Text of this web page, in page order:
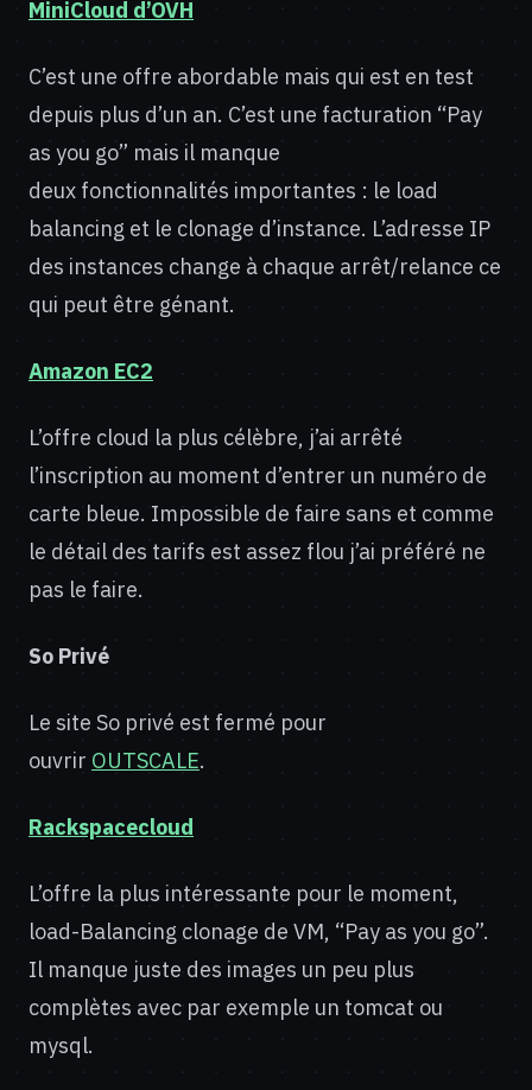
MiniCloud d’OVH
C’est une offre abordable mais qui est en test
depuis plus d’un an. C’est une facturation “Pay
as you go” mais il manque
deux fonctionnalités importantes : le load
balancing et le clonage d’instance. L’adresse IP
des instances change à chaque arrêt/relance ce
qui peut être génant.
Amazon EC2
L’offre cloud la plus célèbre, j’ai arrêté
l’inscription au moment d’entrer un numéro de
carte bleue. Impossible de faire sans et comme
le détail des tarifs est assez flou j’ai préféré ne
pas le faire.
So Privé
Le site So privé est fermé pour
ouvrir OUTSCALE.
Rackspacecloud
L’offre la plus intéressante pour le moment,
load-Balancing clonage de VM, “Pay as you go”.
Il manque juste des images un peu plus
complètes avec par exemple un tomcat ou
mysql.